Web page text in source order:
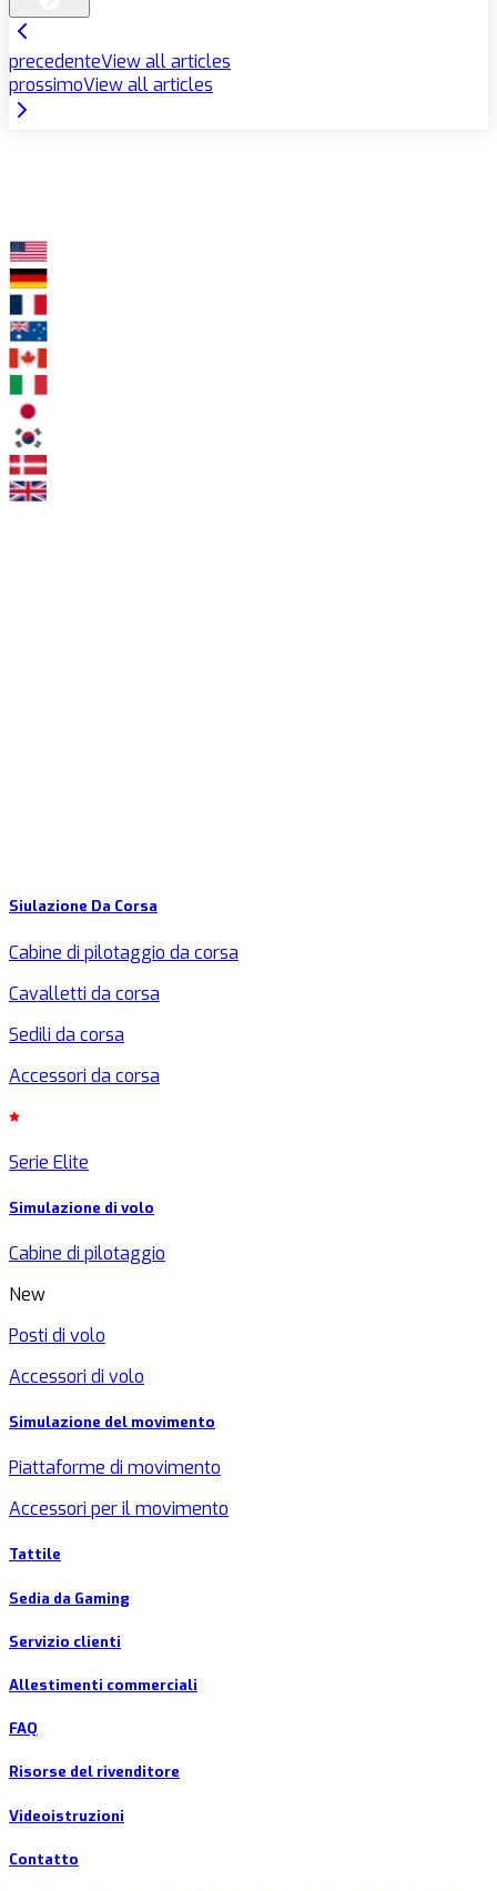
precedenteView all articles
prossimoView all articles
Siulazione Da Corsa
Cabine di pilotaggio da corsa
Cavalletti da corsa
Sedili da corsa
Accessori da corsa
Serie Elite
Simulazione di volo
Cabine di pilotaggio
New
Posti di volo
Accessori di volo
Simulazione del movimento
Piattaforme di movimento
Accessori per il movimento
Tattile
Sedia da Gaming
Servizio clienti
Allestimenti commerciali
FAQ
Risorse del rivenditore
Videoistruzioni
Contatto